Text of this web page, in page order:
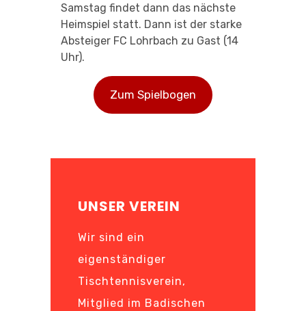
Samstag findet dann das nächste
Heimspiel statt. Dann ist der starke
Absteiger FC Lohrbach zu Gast (14
Uhr).
Zum Spielbogen
UNSER VEREIN
Wir sind ein
eigenständiger
Tischtennisverein,
Mitglied im Badischen